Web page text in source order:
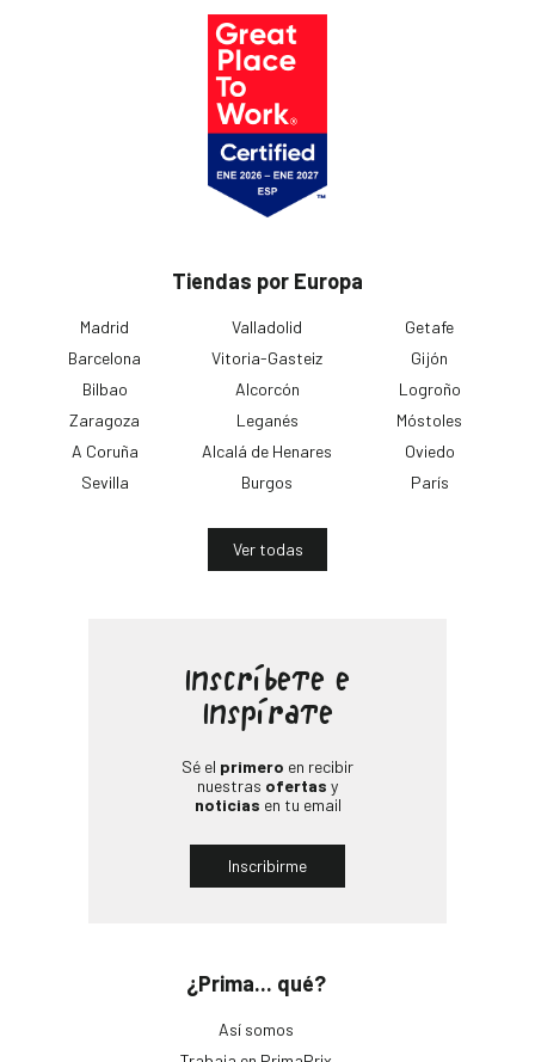
Tiendas por Europa
Madrid
Barcelona
Bilbao
Zaragoza
A Coruña
Sevilla
Valladolid
Vitoria-Gasteiz
Alcorcón
Leganés
Alcalá de Henares
Burgos
Getafe
Gijón
Logroño
Móstoles
Oviedo
París
Ver todas
¿Prima... qué?
Así somos
Inscríbete e
Inspírate
Sé el primero en recibir
nuestras ofertas y
noticias en tu email
Inscribirme